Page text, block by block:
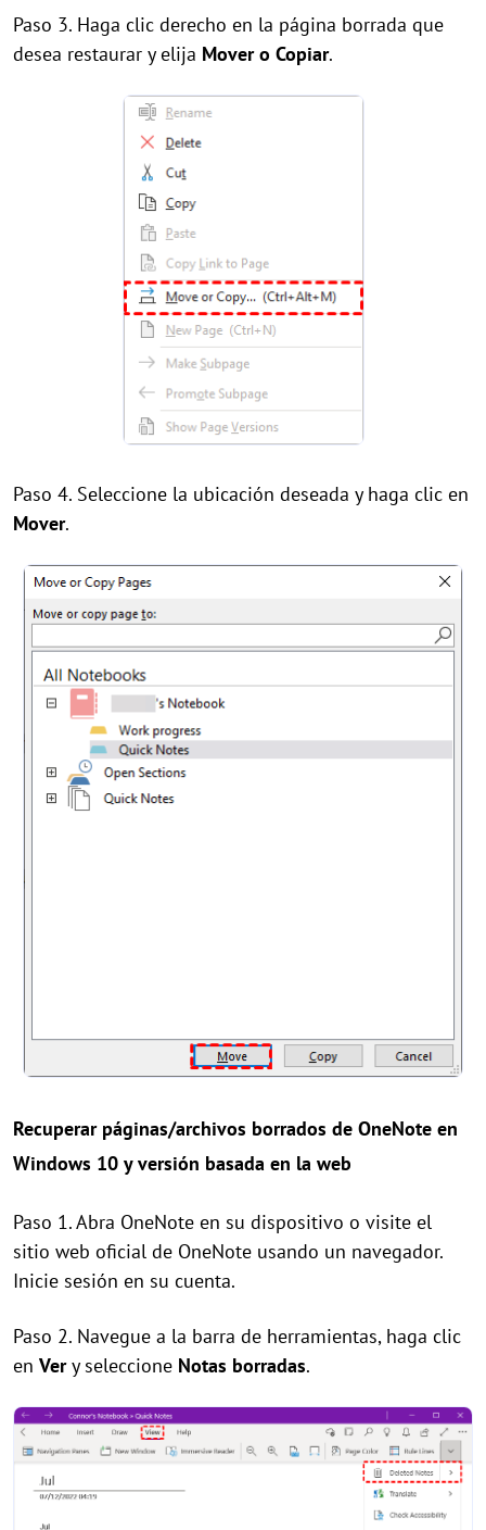
Paso 3. Haga clic derecho en la página borrada que
desea restaurar y elija Mover o Copiar.
Paso 4. Seleccione la ubicación deseada y haga clic en
Mover.
Recuperar páginas/archivos borrados de OneNote en
Windows 10 y versión basada en la web
Paso 1. Abra OneNote en su dispositivo o visite el
sitio web oficial de OneNote usando un navegador.
Inicie sesión en su cuenta.
Paso 2. Navegue a la barra de herramientas, haga clic
en Very seleccione Notas borradas.